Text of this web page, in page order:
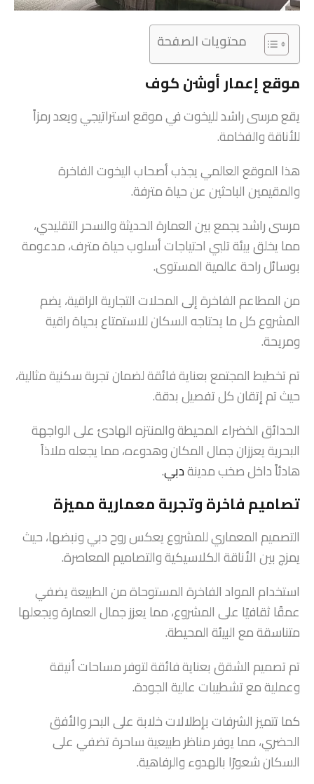
محتويات الصفحة
موقع إعمار أوشن كوف
يقع مرسى راشد لليخوت في موقع استراتيجي ويعد رمزاً
للأناقة والفخامة.
هذا الموقع العالمي يجذب أصحاب اليخوت الفاخرة
والمقيمين الباحثين عن حياة مترفة.
مرسى راشد يجمع بين العمارة الحديثة والسحر التقليدي،
مما يخلق بيئة تلبي احتياجات أسلوب حياة مترف، مدعومة
بوسائل راحة عالمية المستوى.
من المطاعم الفاخرة إلى المحلات التجارية الراقية، يضم
المشروع كل ما يحتاجه السكان للاستمتاع بحياة راقية
ومريحة.
تم تخطيط المجتمع بعناية فائقة لضمان تجربة سكنية مثالية،
حيث تم إتقان كل تفصيل بدقة.
الحدائق الخضراء المحيطة والمنتزه الهادئ على الواجهة
البحرية يعززان جمال المكان وهدوءه، مما يجعله ملاذاً
هادئاً داخل صخب مدينةدبي.
تصاميم فاخرة وتجربة معمارية مميزة
التصميم المعماري للمشروع يعكس روح دبي ونبضها، حيث
يمزج بين الأناقة الكلاسيكية والتصاميم المعاصرة.
استخدام المواد الفاخرة المستوحاة من الطبيعة يضفي
عمقًا ثقافيًا على المشروع، مما يعزز جمال العمارة ويجعلها
متناسقة مع البيئة المحيطة.
تم تصميم الشقق بعناية فائقة لتوفر مساحات أنيقة
وعملية مع تشطيبات عالية الجودة.
كما تتميز الشرفات بإطلالات خلابة على البحر والأفق
الحضري، مما يوفر مناظر طبيعية ساحرة تضفي على
السكان شعورًا بالهدوء والرفاهية.